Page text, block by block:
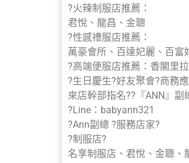
?火辣制服店推薦：
君悅、龍昌、金聰
?性感禮服店推薦：
萬豪會所、百達妃麗、百富
?高端便服店推薦：香閣里拉
?生日慶生?好友聚會?商務
來店幹部指名??『ANN』副
?Line：babyann321
?Ann副總 ?服務店家?
?制服店?
名享制服店、君悅、金聰、